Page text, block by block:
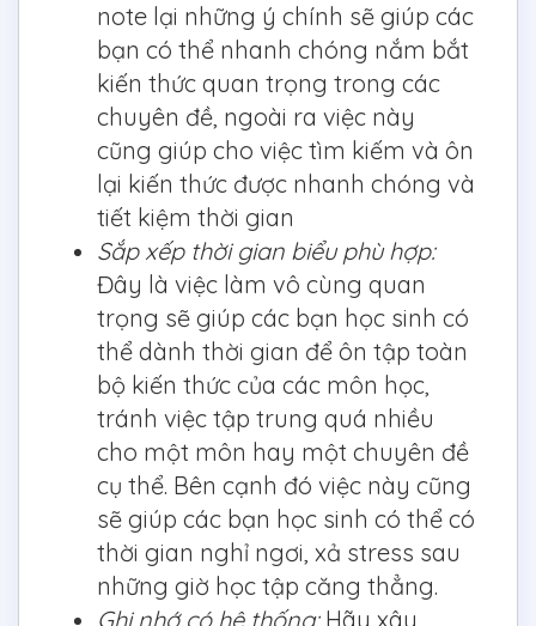
note lại những ý chính sẽ giúp các
bạn có thể nhanh chóng nắm bắt
kiến thức quan trọng trong các
chuyên đề, ngoài ra việc này
cũng giúp cho việc tìm kiếm và ôn
lại kiến thức được nhanh chóng và
tiết kiệm thời gian
Sắp xếp thời gian biểu phù hợp:
Đây là việc làm vô cùng quan
trọng sẽ giúp các bạn học sinh có
thể dành thời gian để ôn tập toàn
bộ kiến thức của các môn học,
tránh việc tập trung quá nhiều
cho một môn hay một chuyên đề
cụ thể. Bên cạnh đó việc này cũng
sẽ giúp các bạn học sinh có thể có
thời gian nghỉ ngơi, xả stress sau
những giờ học tập căng thẳng.
Ghi nhớ có hệ thống: Hãy xây